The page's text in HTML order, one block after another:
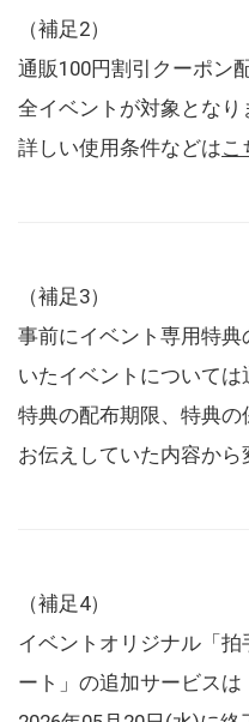
（補足2）
通販100円割引クーポン
全イベントが対象となり
詳しい使用条件などはこ
（補足3）
事前にイベント専用特
いたイベントについては
特典の配布期限、特典
お伝えしていた内容から
（補足4）
イベントオリジナル「
ート」の追加サービスは